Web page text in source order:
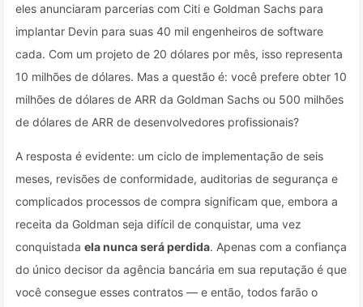
eles anunciaram parcerias com Citi e Goldman Sachs para
implantar Devin para suas 40 mil engenheiros de software
cada. Com um projeto de 20 dólares por mês, isso representa
10 milhões de dólares. Mas a questão é: você prefere obter 10
milhões de dólares de ARR da Goldman Sachs ou 500 milhões
de dólares de ARR de desenvolvedores profissionais?
A resposta é evidente: um ciclo de implementação de seis
meses, revisões de conformidade, auditorias de segurança e
complicados processos de compra significam que, embora a
receita da Goldman seja difícil de conquistar, uma vez
conquistada ela nunca será perdida. Apenas com a confiança
do único decisor da agência bancária em sua reputação é que
você consegue esses contratos — e então, todos farão o